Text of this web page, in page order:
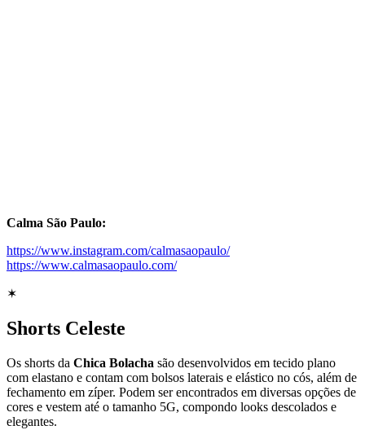
Calma São Paulo:
https://www.instagram.com/calmasaopaulo/
https://www.calmasaopaulo.com/
✶
Shorts Celeste
Os shorts da Chica Bolacha são desenvolvidos em tecido plano
com elastano e contam com bolsos laterais e elástico no cós, além de
fechamento em zíper. Podem ser encontrados em diversas opções de
cores e vestem até o tamanho 5G, compondo looks descolados e
elegantes.